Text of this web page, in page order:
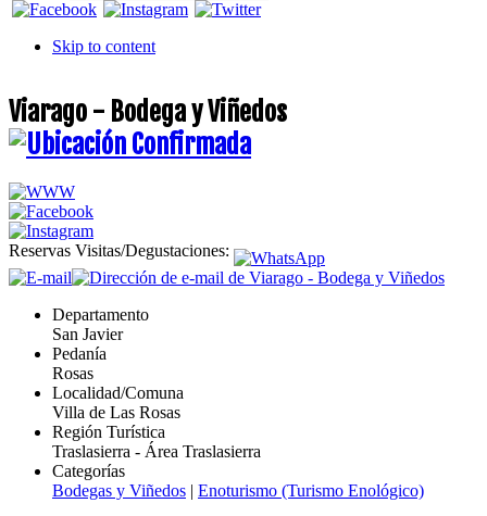
Skip to content
Viarago - Bodega y Viñedos
Reservas Visitas/Degustaciones:
Departamento
San Javier
Pedanía
Rosas
Localidad/Comuna
Villa de Las Rosas
Región Turística
Traslasierra - Área Traslasierra
Categorías
Bodegas y Viñedos | Enoturismo (Turismo Enológico)